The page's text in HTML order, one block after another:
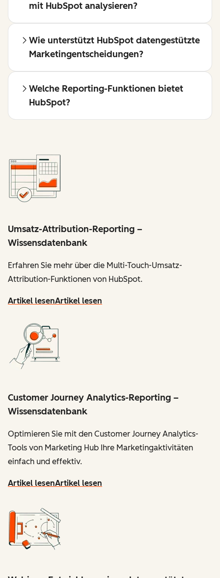
mit HubSpot analysieren?
Wie unterstützt HubSpot datengestützte
Marketingentscheidungen?
Welche Reporting-Funktionen bietet
HubSpot?
Umsatz-Attribution-Reporting –
Wissensdatenbank
Erfahren Sie mehr über die Multi-Touch-Umsatz-
Attribution-Funktionen von HubSpot.
Artikel lesenArtikel lesen
Customer Journey Analytics-Reporting –
Wissensdatenbank
Optimieren Sie mit den Customer Journey Analytics-
Tools von Marketing Hub Ihre Marketingaktivitäten
einfach und effektiv.
Artikel lesenArtikel lesen